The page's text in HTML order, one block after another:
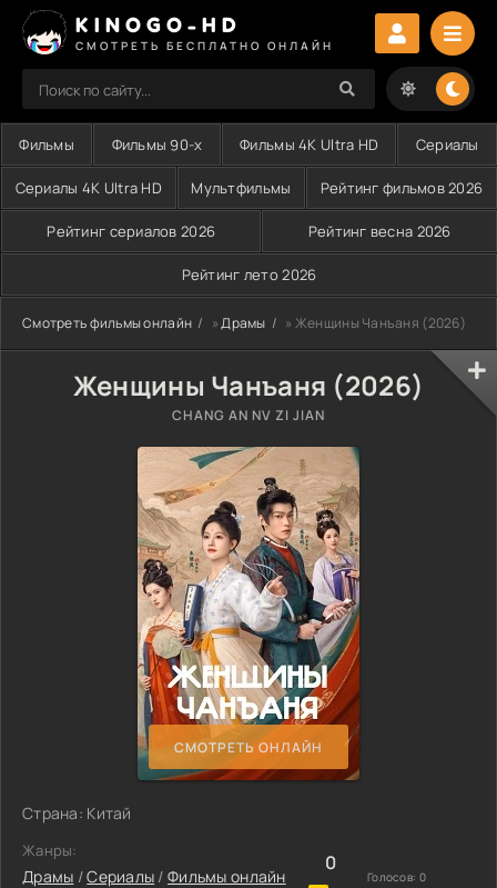
KINOGO-HD
СМОТРЕТЬ БЕСПЛАТНО ОНЛАЙН
Фильмы Фильмы 90-х Фильмы 4K Ultra HD Сериалы
Сериалы 4K Ultra HD Мультфильмы Рейтинг фильмов 2026
Рейтинг сериалов 2026 Рейтинг весна 2026
Рейтинг лето 2026
Смотреть фильмы онлайн »Драмы » Женщины Чанъаня (2026)
Женщины Чанъаня (2026)
CHANG AN NV ZI JIAN
СМОТРЕТЬ ОНЛАЙН
Страна: Китай
Жанры:
Драмы /Сериалы /Фильмы онлайн
0
Голосов: 0